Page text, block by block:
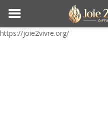
https://joie2vivre.org/